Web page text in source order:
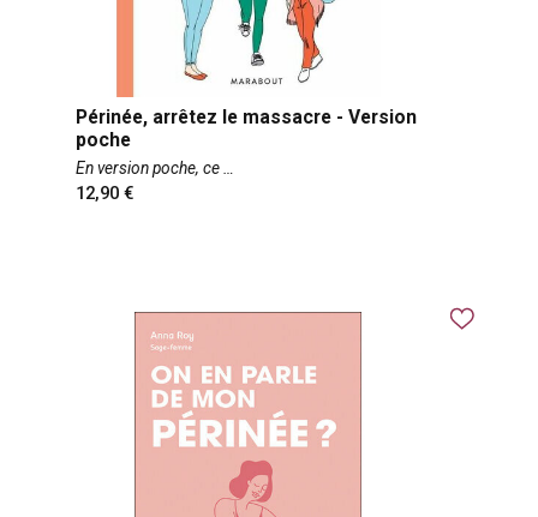
Périnée, arrêtez le massacre - Version
poche
En version poche, ce
12,90